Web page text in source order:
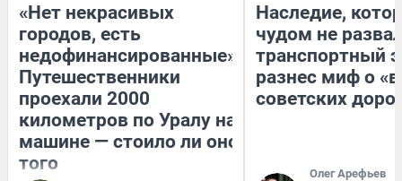
«Нет некрасивых
городов, есть
недофинансированные».
Путешественники
проехали 2000
километров по Уралу на
машине — стоило ли оно
того
Наследие,
чудом не
транспортный
разнес миф о
советских
Олег Арефьев